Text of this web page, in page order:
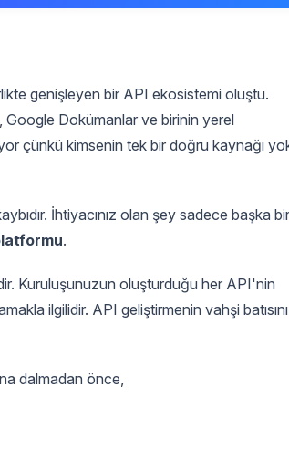
genişleyen bir API ekosistemi oluştu.
Google Dokümanlar ve birinin yerel
çünkü kimsenin tek bir doğru kaynağı
İhtiyacınız olan şey sadece başka bir
.
Kuruluşunuzun oluşturduğu her API'nin
ilgilidir. API geliştirmenin vahşi batısını
dalmadan önce,